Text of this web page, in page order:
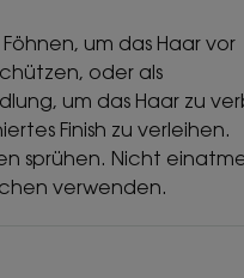
um das Haar vor
oder als
um das Haar zu
Finish zu verleihen.
sprühen. Nicht
verwenden.